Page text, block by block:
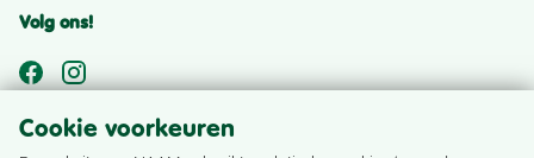
Volg ons!
Cookie voorkeuren